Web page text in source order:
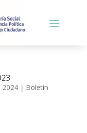
2024| Boletin